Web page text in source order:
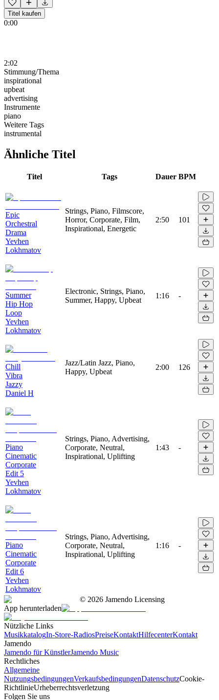
Titel kaufen
0:00
2:02
Stimmung/Thema
inspirational
upbeat
advertising
Instrumente
piano
Weitere Tags
instrumental
Ähnliche Titel
Titel Tags Dauer BPM
Epic
Orchestral
Drama
Yevhen
Lokhmatov
Strings, Piano, Filmscore,
Horror, Corporate, Film,
Inspirational, Energetic
2:50 101
Summer
Hip Hop
Loop
Yevhen
Lokhmatov
Electronic, Strings, Piano,
Summer, Happy, Upbeat
1:16 -
Chill
Vibra
Jazzy
Daniel H
Jazz/Latin Jazz, Piano,
Happy, Upbeat
2:00 126
Piano
Cinematic
Corporate
Edit 5
Yevhen
Lokhmatov
Strings, Piano, Advertising,
Corporate, Neutral,
Inspirational, Uplifting
1:43 -
Piano
Cinematic
Corporate
Edit 6
Yevhen
Lokhmatov
Strings, Piano, Advertising,
Corporate, Neutral,
Inspirational, Uplifting
1:16 -
© 2026 Jamendo Licensing
App herunterladen
Nützliche Links
MusikkatalogIn-Store-RadiosPreiseKontaktHilfecenterKontakt
Jamendo
Jamendo für KünstlerJamendo Music
Rechtliches
Allgemeine
NutzungsbedingungenVerkaufsbedingungenDatenschutzCookie-
RichtlinieUrheberrechtsverletzung
Folgen Sie uns